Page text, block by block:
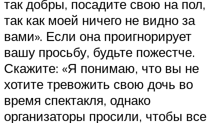
так добры, посадите свою на пол,
так как моей ничего не видно за
вами». Если она проигнорирует
вашу просьбу, будьте пожестче.
Скажите: «Я понимаю, что вы не
хотите тревожить свою дочь во
время спектакля, однако
организаторы просили, чтобы все